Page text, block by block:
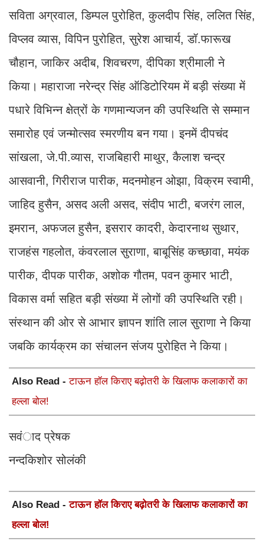
सविता अग्रवाल, डिम्पल पुरोहित, कुलदीप सिंह, ललित सिंह,
विप्लव व्यास, विपिन पुरोहित, सुरेश आचार्य, डॉ.फारूख
चौहान, जाकिर अदीब, शिवचरण, दीपिका श्रीमाली ने
किया। महाराजा नरेन्द्र सिंह ऑडिटोरियम में बड़ी संख्या में
पधारे विभिन्न क्षेत्रों के गणमान्यजन की उपस्थिति से सम्मान
समारोह एवं जन्मोत्सव स्मरणीय बन गया। इनमें दीपचंद
सांखला, जे.पी.व्यास, राजबिहारी माथुर, कैलाश चन्द्र
आसवानी, गिरीराज पारीक, मदनमोहन ओझा, विक्रम स्वामी,
जाहिद हुसैन, असद अली असद, संदीप भाटी, बजरंग लाल,
इमरान, अफजल हुसैन, इसरार कादरी, केदारनाथ सुथार,
राजहंस गहलोत, कंवरलाल सुराणा, बाबूसिंह कच्छावा, मयंक
पारीक, दीपक पारीक, अशोक गौतम, पवन कुमार भाटी,
विकास वर्मा सहित बड़ी संख्या में लोगों की उपस्थिति रही।
संस्थान की ओर से आभार ज्ञापन शांति लाल सुराणा ने किया
जबकि कार्यक्रम का संचालन संजय पुरोहित ने किया।
Also Read -टाऊन हॉल किराए बढ़ोतरी के खिलाफ कलाकारों का
हल्ला बोल!
सवंाद प्रेषक
नन्दकिशोर सोलंकी
Also Read -टाऊन हॉल किराए बढ़ोतरी के खिलाफ कलाकारों का
हल्ला बोल!